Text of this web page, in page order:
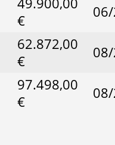
€
62.872,00
€
97.498,00
€